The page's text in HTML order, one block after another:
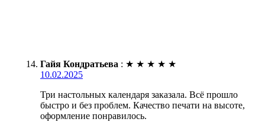
Гайя Кондратьева : ★ ★ ★ ★ ★
10.02.2025
Три настольных календаря заказала. Всё прошло
быстро и без проблем. Качество печати на высоте,
оформление понравилось.